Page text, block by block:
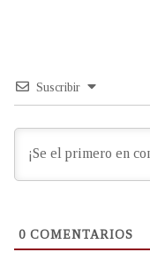
Suscribir
0 COMENTARIOS